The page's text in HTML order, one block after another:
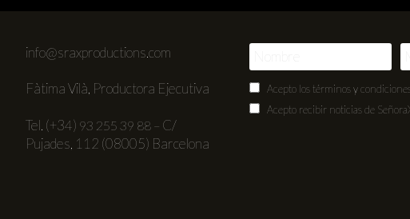
info@sraxproductions.com
Fàtima Vilà, Productora Ejecutiva
Tel. (+34) 93 255 39 88 – C/
Pujades, 112 (08005) Barcelona
Acepto los términos y
Acepto recibir noticias de